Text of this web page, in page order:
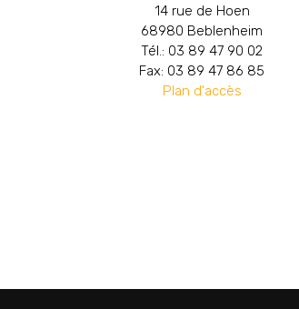
14 rue de Hoen
68980 Beblenheim
Tél.: 03 89 47 90 02
Fax: 03 89 47 86 85
Plan d'accès